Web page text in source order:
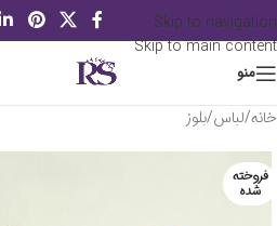
Skip to navigation
Skip to main content
منو
خانه/لباس/بلوز
فروخته
شده